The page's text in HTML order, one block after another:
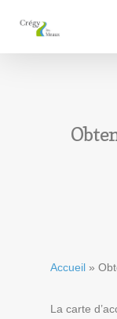
Accueil »
La carte